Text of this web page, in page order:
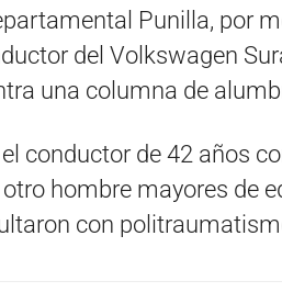
Punilla, por
del Volkswagen
una columna de
conductor de 42 años
hombre mayores de
con